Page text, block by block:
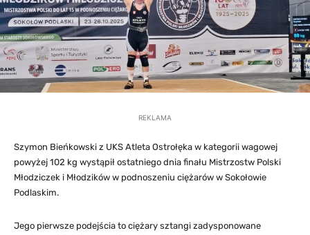
REKLAMA
Szymon Bieńkowski z UKS Atleta Ostrołęka w kategorii wagowej
powyżej 102 kg wystąpił ostatniego dnia finału Mistrzostw Polski
Młodziczek i Młodzików w podnoszeniu ciężarów w Sokołowie
Podlaskim.
Jego pierwsze podejścia to ciężary sztangi zadysponowane